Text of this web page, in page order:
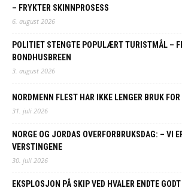
– FRYKTER SKINNPROSESS
6. august 2026
POLITIET STENGTE POPULÆRT TURISTMÅL –
BONDHUSBREEN
3. august 2026
NORDMENN FLEST HAR IKKE LENGER BRUK
31. juli 2026
NORGE OG JORDAS OVERFORBRUKSDAG: – VI
VERSTINGENE
30. juli 2026
EKSPLOSJON PÅ SKIP VED HVALER ENDTE